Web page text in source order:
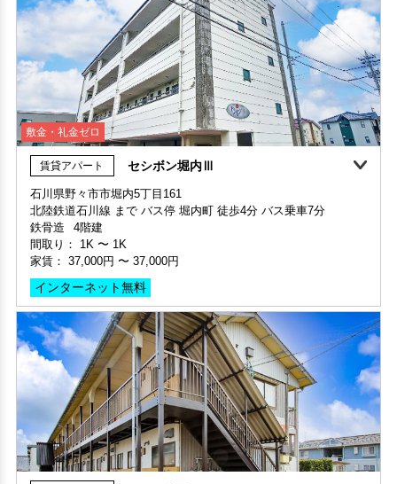
360°案内
部屋号数 102号室
家賃 49,000円・共益費 3,000円
階数 1階
間取り 1K・専有面積 32.4㎡
敷金 2ヶ月 ・礼金 -
保証人不要・代行 インターネット無料
敷金・礼金ゼロ
賃貸アパート セシボン堀内Ⅲ
石川県野々市市堀内5丁目161
北陸鉄道石川線 まで バス停 堀内町 徒歩4分 バス乗車7分
間取り： 1K 〜 1K
家賃：37,000円 〜 37,000円
インターネット無料
敷金・礼金ゼロ
賃貸アパート ハイム中西
石川県野々市市本町6丁目3ー38